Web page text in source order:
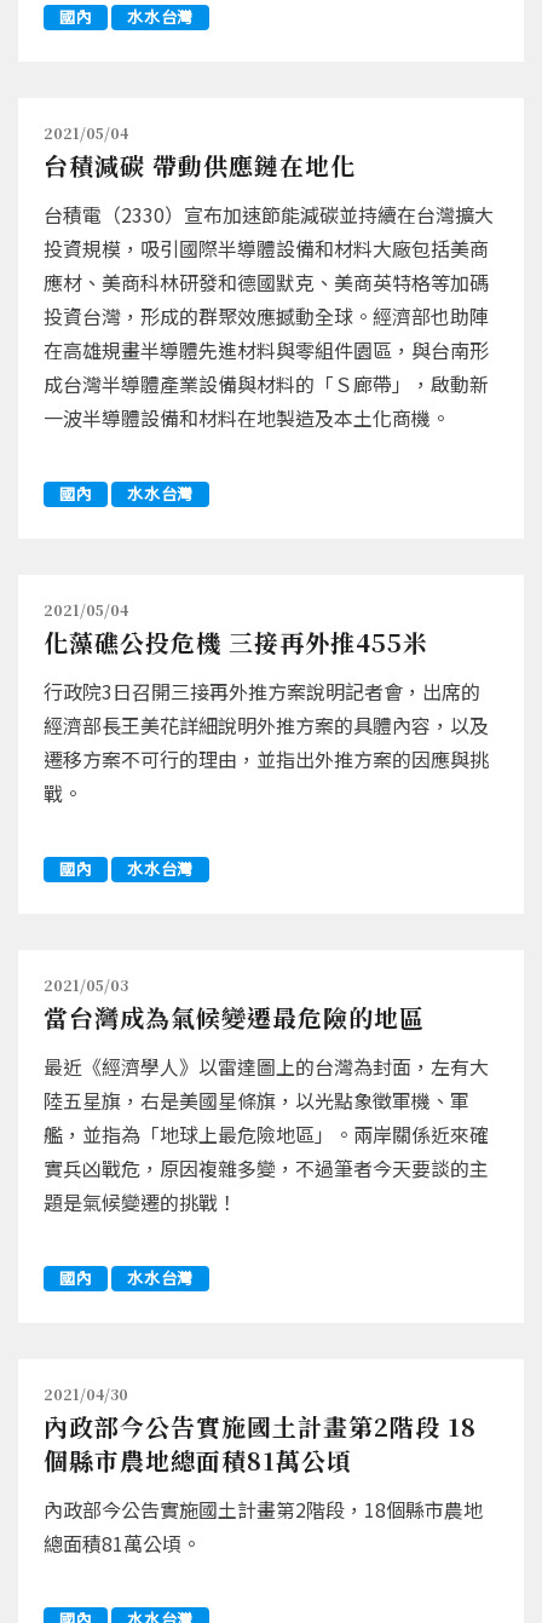
國內 水水台灣
2021/05/04
台積減碳 帶動供應鏈在地化
台積電（2330）宣布加速節能減碳並持續在台灣擴大
投資規模，吸引國際半導體設備和材料大廠包括美商
應材、美商科林研發和德國默克、美商英特格等加碼
投資台灣，形成的群聚效應撼動全球。經濟部也助陣
在高雄規畫半導體先進材料與零組件園區，與台南形
成台灣半導體產業設備與材料的「Ｓ廊帶」，啟動新
一波半導體設備和材料在地製造及本土化商機。
國內 水水台灣
2021/05/04
化藻礁公投危機 三接再外推455米
行政院3日召開三接再外推方案說明記者會，出席的
經濟部長王美花詳細說明外推方案的具體內容，以及
遷移方案不可行的理由，並指出外推方案的因應與挑
戰。
國內 水水台灣
2021/05/03
當台灣成為氣候變遷最危險的地區
最近《經濟學人》以雷達圖上的台灣為封面，左有大
陸五星旗，右是美國星條旗，以光點象徵軍機、軍
艦，並指為「地球上最危險地區」。兩岸關係近來確
實兵凶戰危，原因複雜多變，不過筆者今天要談的主
題是氣候變遷的挑戰！
國內 水水台灣
2021/04/30
內政部今公告實施國土計畫第2階段 18
個縣市農地總面積81萬公頃
內政部今公告實施國土計畫第2階段，18個縣市農地
總面積81萬公頃。